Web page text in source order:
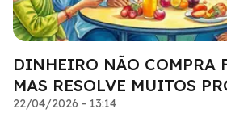
DINHEIRO NÃO COMPRA
MAS RESOLVE MUITOS
22/04/2026 - 13:14